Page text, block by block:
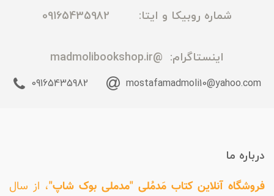
شماره روبیکا و ایتا: 09165435982
اینستاگرام: @madmolibookshop.ir
mostafamadmoli10@yahoo.com
09165435982
درباره ما
فروشگاه آنلاین کتاب مَدمُلی "مدملی بوک شاپ"، از سال